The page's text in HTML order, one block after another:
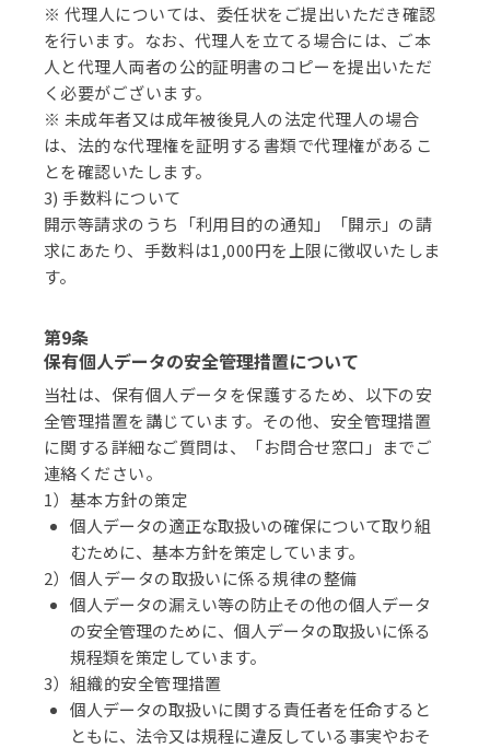
※ 代理人については、委任状をご提出いただき確認
を行います。なお、代理人を立てる場合には、ご本
人と代理人両者の公的証明書のコピーを提出いただ
く必要がございます。
※ 未成年者又は成年被後見人の法定代理人の場合
は、法的な代理権を証明する書類で代理権があるこ
とを確認いたします。
3) 手数料について
開示等請求のうち「利用目的の通知」「開示」の請
求にあたり、手数料は1,000円を上限に徴収いたしま
す。
第9条
保有個人データの安全管理措置について
当社は、保有個人データを保護するため、以下の安
全管理措置を講じています。その他、安全管理措置
に関する詳細なご質問は、「お問合せ窓口」までご
連絡ください。
1）基本方針の策定
個人データの適正な取扱いの確保について取り組
むために、基本方針を策定しています。
2）個人データの取扱いに係る規律の整備
個人データの漏えい等の防止その他の個人データ
の安全管理のために、個人データの取扱いに係る
規程類を策定しています。
3）組織的安全管理措置
個人データの取扱いに関する責任者を任命すると
ともに、法令又は規程に違反している事実やおそ